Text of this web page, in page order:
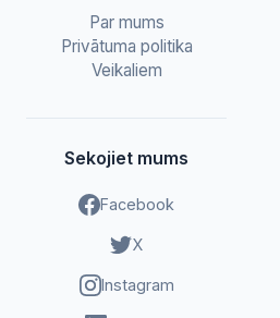
Par mums
Privātuma politika
Veikaliem
Sekojiet mums
Facebook
X
Instagram